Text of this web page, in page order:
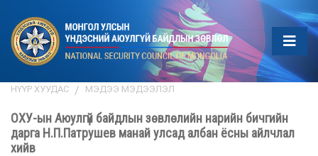
НҮҮР ХУУДАС МЭДЭЭ МЭДЭЭЛЭЛ
ОХУ-ын Аюулгүй байдлын зөвлөлийн нарийн бичгийн
дарга Н.П.Патрушев манай улсад албан ёсны айлчлал
хийв